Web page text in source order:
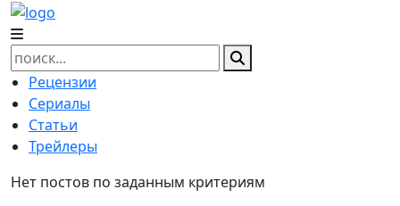
Skip
to
content
Найти:
Рецензии
Сериалы
Статьи
Трейлеры
Нет постов по заданным критериям